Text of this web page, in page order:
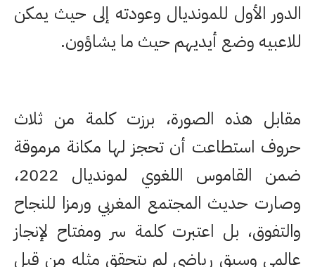
الدور الأول للمونديال وعودته إلى حيث يمكن
للاعبيه وضع أيديهم حيث ما يشاؤون.
مقابل هذه الصورة، برزت كلمة من ثلاث
حروف استطاعت أن تحجز لها مكانة مرموقة
ضمن القاموس اللغوي لمونديال 2022،
وصارت حديث المجتمع المغربي ورمزا للنجاح
والتفوق، بل اعتبرت كلمة سر ومفتاح لإنجاز
عالمي وسبق رياضي لم يتحقق مثله من قبل